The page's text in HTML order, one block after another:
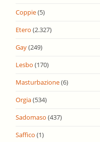
Coppie(5)
Etero (2.327)
Gay(249)
Lesbo (170)
Masturbazione(6)
Orgia(534)
Sadomaso (437)
Saffico (1)